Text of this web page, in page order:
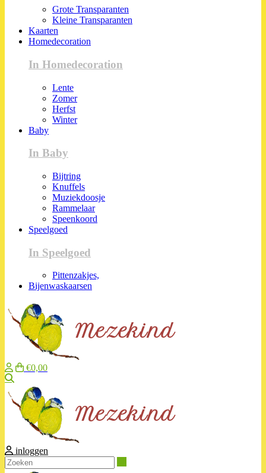
Grote Transparanten
Kleine Transparanten
Kaarten
Homedecoration
In Homedecoration
Lente
Zomer
Herfst
Winter
Baby
In Baby
Bijtring
Knuffels
Muziekdoosje
Rammelaar
Speenkoord
Speelgoed
In Speelgoed
Pittenzakjes,
Bijenwaskaarsen
€0,00
inloggen